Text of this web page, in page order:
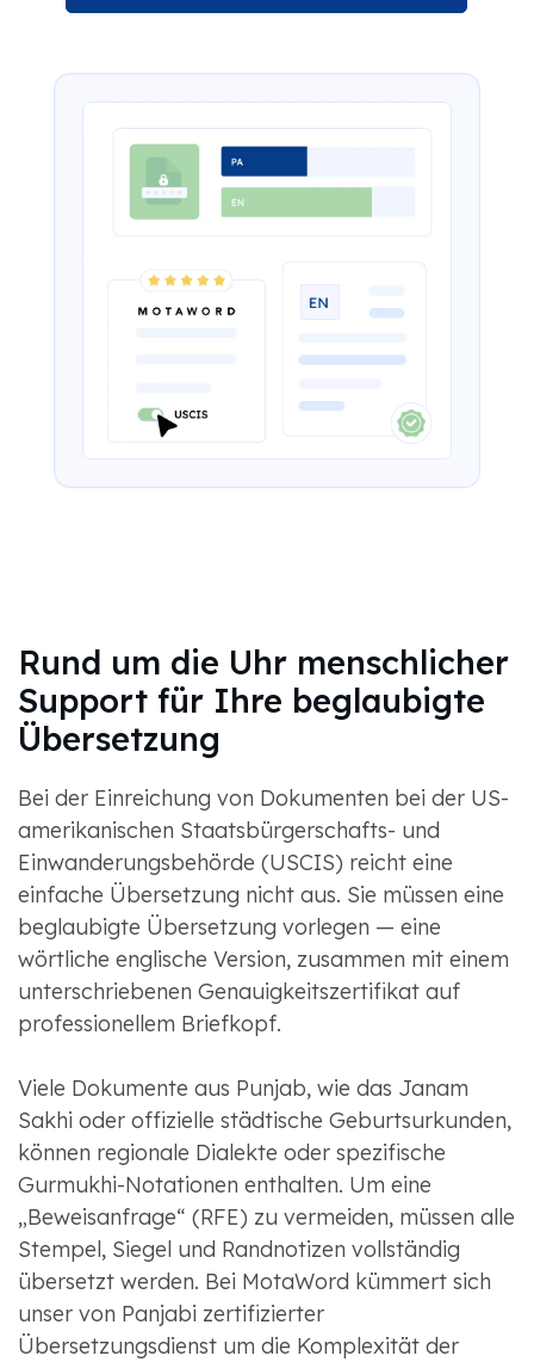
Rund um die Uhr menschlicher
Support für Ihre beglaubigte
Übersetzung
Bei der Einreichung von Dokumenten bei der US-
amerikanischen Staatsbürgerschafts- und
Einwanderungsbehörde (USCIS) reicht eine
einfache Übersetzung nicht aus. Sie müssen eine
beglaubigte Übersetzung vorlegen — eine
wörtliche englische Version, zusammen mit einem
unterschriebenen Genauigkeitszertifikat auf
professionellem Briefkopf.
Viele Dokumente aus Punjab, wie das Janam
Sakhi oder offizielle städtische Geburtsurkunden,
können regionale Dialekte oder spezifische
Gurmukhi-Notationen enthalten. Um eine
„Beweisanfrage“ (RFE) zu vermeiden, müssen alle
Stempel, Siegel und Randnotizen vollständig
übersetzt werden. Bei MotaWord kümmert sich
unser von Panjabi zertifizierter
Übersetzungsdienst um die Komplexität der